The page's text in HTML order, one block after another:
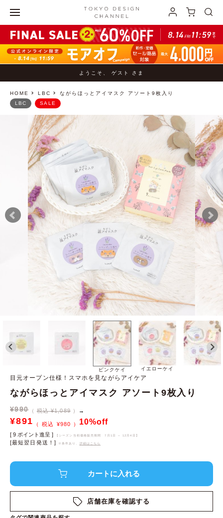
ようこそ、 ゲスト さま
HOME LBC ながらほっとアイマスク アソート9枚入り
ピンクケイ イエローケイ
LBC SALE
目元オープン仕様！スマホを見ながらアイケア
ながらほっとアイマスク アソート9枚入り
¥990 税込 ¥1,089 →
¥891 ¥980 10%off
[ 9 ポイント進呈 ] 【シーズン当初価格販売期間 7月1日 ～ 12月4日 】
[最短翌日発送！] ※条件あり、 詳細はこちら
店舗在庫を確認する